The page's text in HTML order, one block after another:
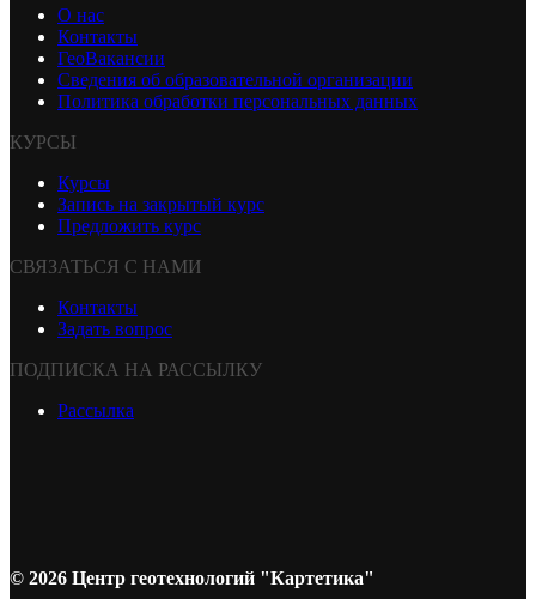
О нас
Контакты
ГеоВакансии
Сведения об образовательной организации
Политика обработки персональных данных
КУРСЫ
Курсы
Запись на закрытый курс
Предложить курс
СВЯЗАТЬСЯ С НАМИ
Контакты
Задать вопрос
ПОДПИСКА НА РАССЫЛКУ
Рассылка
© 2026 Центр геотехнологий "Картетика"